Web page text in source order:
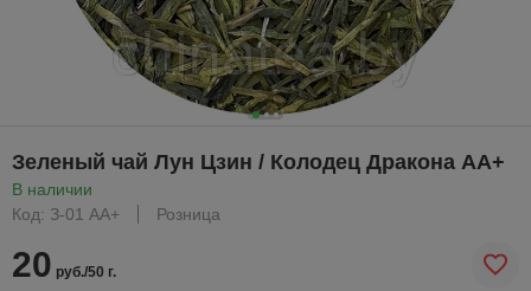
Зеленый чай Лун Цзин / Колодец Дракона АА+
В наличии
Код: З-01 АА+
Розница
20 руб./50 г.